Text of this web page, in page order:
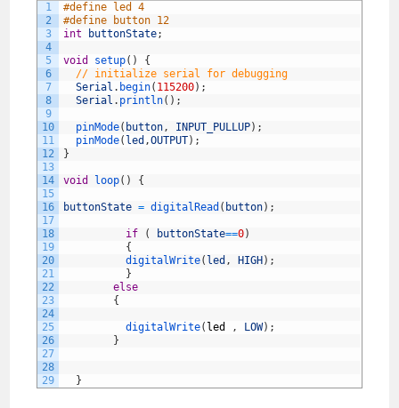
1
2
3
4
5
6
7
8
9
10
11
12
13
14
15
16
17
18
19
20
21
22
23
24
25
26
27
28
29
#define led 4
#define button 12
int
buttonState;
void setup( )
{
// initialize serial for debugging
Serial . begin( 115200) ;
Serial . println( ) ;
pinMode( button, INPUT_PULLUP) ;
pinMode( led ,OUTPUT) ;
}
void loop( ) {
buttonState = digitalRead ( button) ;
if ( buttonState==0)
{
digitalWrite( led , HIGH ) ;
}
else
{
digitalWrite( led , LOW) ;
}
}